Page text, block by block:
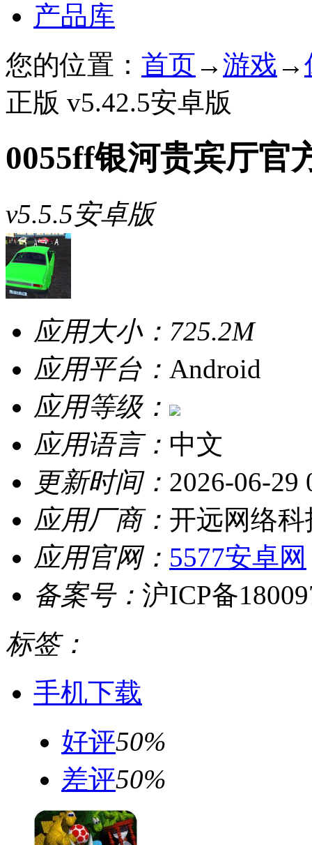
产品库
您的位置： 首页 →游戏 →
正版 v5.42.5安卓版
0055ff银河贵宾厅官
v5.5.5安卓版
应用大小： 725.2M
应用平台： Android
应用等级：
应用语言： 中文
更新时间： 2026-06-29
应用厂商： 开远网络
应用官网： 5577安卓网
备案号： 沪ICP备
标签：
手机下载
好评50%
差评50%